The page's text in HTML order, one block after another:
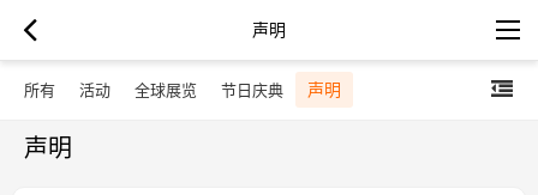
声明
所有 活动 全球展览 节日庆典 声明
声明